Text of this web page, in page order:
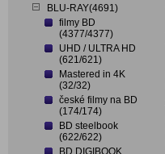
BLU-RAY(4691)
filmy BD
(4377/4377)
UHD / ULTRA HD
(621/621)
Mastered in 4K
(32/32)
české filmy na BD
(174/174)
BD steelbook
(622/622)
BD DIGIBOOK